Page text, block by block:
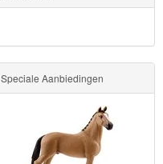
Speciale Aanbiedingen